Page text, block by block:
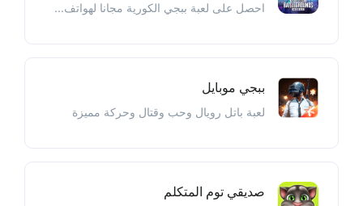
احصل على لعبة ببجي الكورية مجانا لهواتف...
ببجي موبايل
لعبة باتل رويال وحب وقتال وحركة مميزة
صديقي توم المتكلم